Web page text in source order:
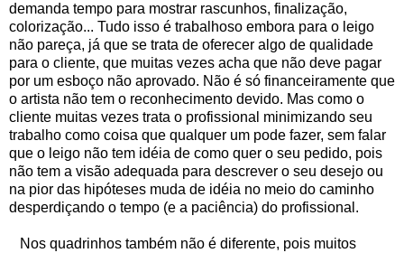
demanda tempo para mostrar rascunhos, finalização,
colorização... Tudo isso é trabalhoso embora para o leigo
não pareça, já que se trata de oferecer algo de qualidade
para o cliente, que muitas vezes acha que não deve pagar
por um esboço não aprovado. Não é só financeiramente que
o artista não tem o reconhecimento devido. Mas como o
cliente muitas vezes trata o profissional minimizando seu
trabalho como coisa que qualquer um pode fazer, sem falar
que o leigo não tem idéia de como quer o seu pedido, pois
não tem a visão adequada para descrever o seu desejo ou
na pior das hipóteses muda de idéia no meio do caminho
desperdiçando o tempo (e a paciência) do profissional.
Nos quadrinhos também não é diferente, pois muitos